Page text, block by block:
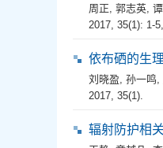
周正, 郭志英,
2017, 35(1): 1-
依布硒的生
刘晓盈, 孙一鸣,
2017, 35(1).
辐射防护相